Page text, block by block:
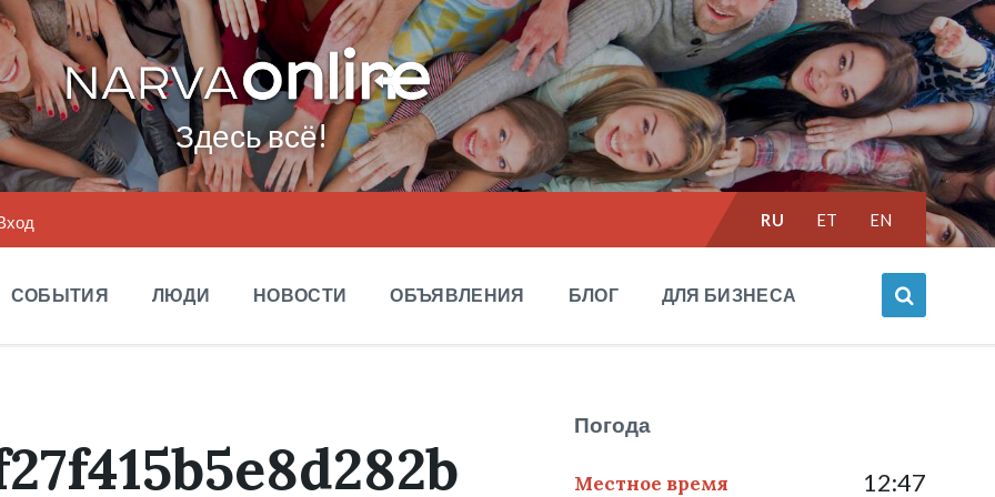
Здесь всё!
Выбрать
язык:RU ET EN
СОБЫТИЯ ЛЮДИ НОВОСТИ ОБЪЯВЛЕНИЯ БЛОГ ДЛЯ БИЗНЕСА
Погода
Местное время 12:47